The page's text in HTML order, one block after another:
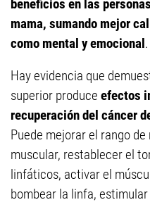
beneficios en las
mama, sumando mejor
como mental y emocional.
Hay evidencia que
superior produce efectos
recuperación del cáncer
Puede mejorar el rango
muscular, restablecer el
linfáticos, activar el
bombear la linfa,